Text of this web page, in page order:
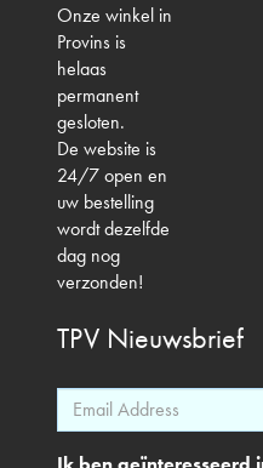
Onze winkel in
Provins is
helaas
permanent
gesloten.
De website is
24/7 open en
uw bestelling
wordt dezelfde
dag nog
verzonden!
TPV Nieuwsbrief